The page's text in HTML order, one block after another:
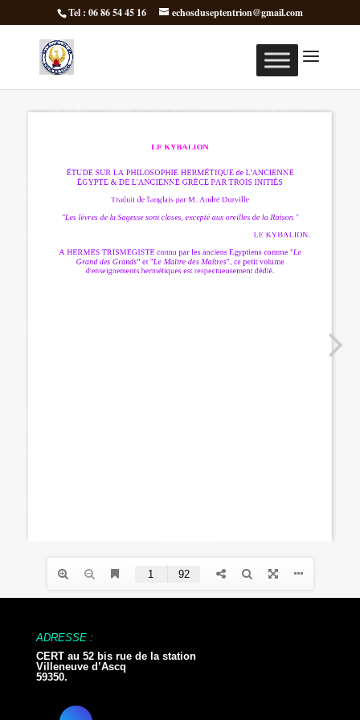
Tel : 06 86 54 45 16 echosduseptentrion@gmail.com
ADRESSE :
CERT au 52 bis rue de la station
Villeneuve d’Ascq
59350.